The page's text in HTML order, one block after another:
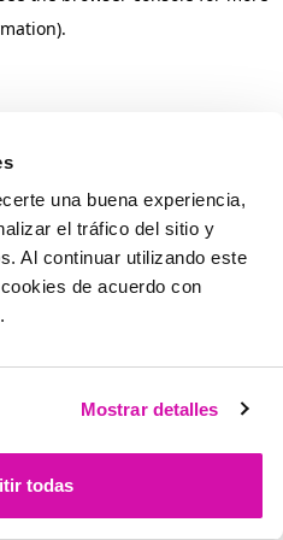
una buena experiencia,
el tráfico del sitio y
Al continuar utilizando este
de acuerdo con
.
Mostrar detalles
todas
.